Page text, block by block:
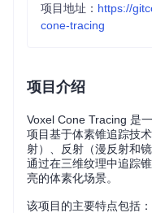
项目地址： https://
cone-tracing
项目介绍
Voxel Cone Tracing 是
项目基于体素锥追踪技
射）、反射（漫反射和
通过在三维纹理中追踪
亮的体素化场景。
该项目的主要特点包括：